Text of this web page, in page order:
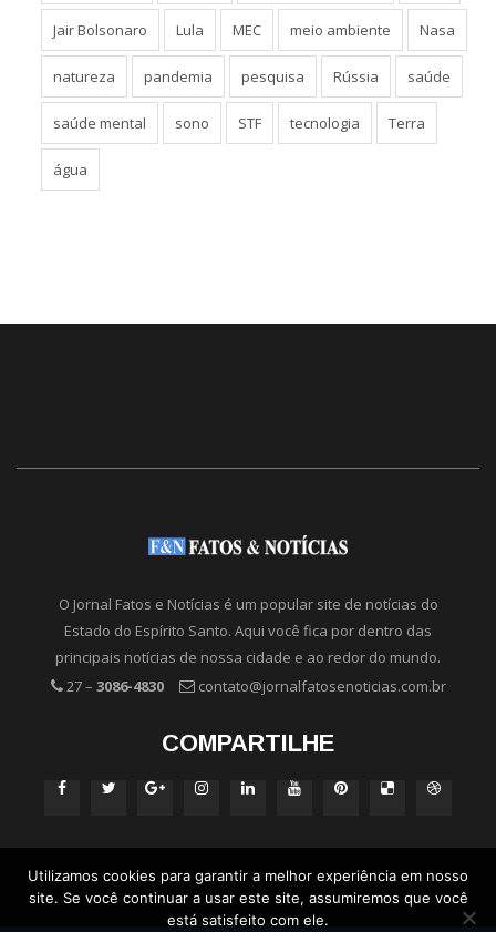
Jair Bolsonaro Lula MEC meio ambiente Nasa
natureza pandemia pesquisa Rússia saúde
saúde mental sono STF tecnologia Terra
água
O Jornal Fatos e Notícias é um popular site de notícias do
Estado do Espírito Santo. Aqui você fica por dentro das
principais notícias de nossa cidade e ao redor do mundo.
27 – 3086-4830 contato@jornalfatosenoticias.com.br
COMPARTILHE
Utilizamos cookies para garantir a melhor experiência em nosso
site. Se você continuar a usar este site, assumiremos que você
está satisfeito com ele.